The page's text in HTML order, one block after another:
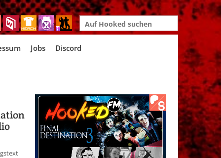
Search
for:
Jobs Discord